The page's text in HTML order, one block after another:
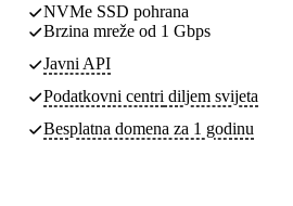
NVMe SSD pohrana
Brzina mreže od 1 Gbps
Javni API
Podatkovni centri diljem svijeta
Besplatna domena za 1 godinu